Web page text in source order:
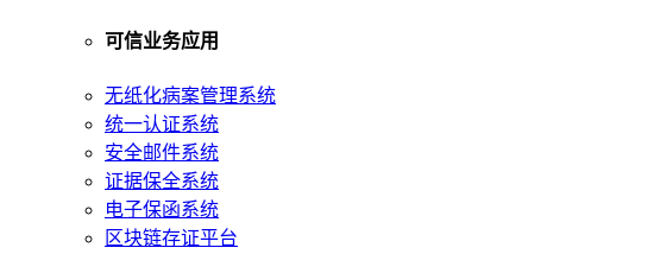
可信业务应用
无纸化病案管理系统
统一认证系统
安全邮件系统
证据保全系统
电子保函系统
区块链存证平台